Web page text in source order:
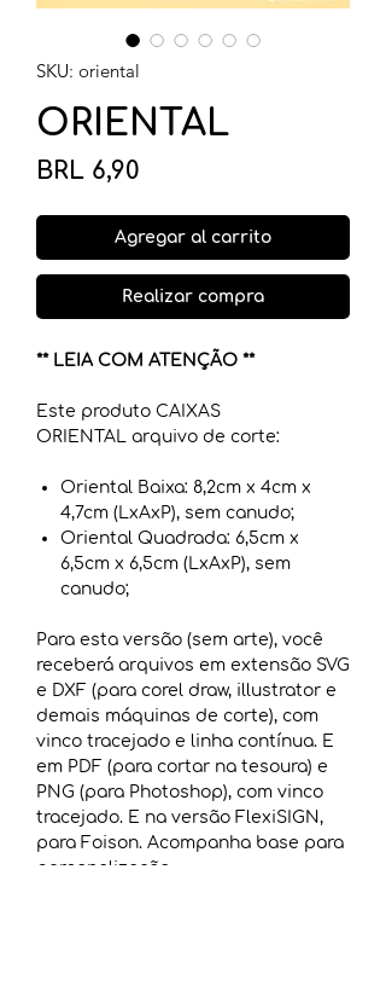
SKU: oriental
ORIENTAL
BRL 6,90
Agregar al carrito
Realizar compra
** LEIA COM ATENÇÃO **
Este produto CAIXAS
ORIENTAL arquivo de corte:
Oriental Baixa: 8,2cm x 4cm x
4,7cm (LxAxP), sem canudo;
Oriental Quadrada: 6,5cm x
6,5cm x 6,5cm (LxAxP), sem
canudo;
Para esta versão (sem arte), você
receberá arquivos em extensão SVG
e DXF (para corel draw, illustrator e
demais máquinas de corte), com
vinco tracejado e linha contínua. E
em PDF (para cortar na tesoura) e
PNG (para Photoshop), com vinco
tracejado. E na versão FlexiSIGN,
para Foison. Acompanha base para
personalização.